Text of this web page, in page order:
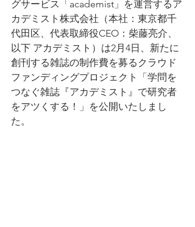
グサービス「academist」を運営するア
カデミスト株式会社（本社：東京都千
代田区、代表取締役CEO：柴藤亮介、
以下 アカデミスト）は2月4日、新たに
創刊する雑誌の制作費を募るクラウド
ファンディングプロジェクト「学問を
つなぐ雑誌『アカデミスト』で研究者
をアツくする！」を公開いたしまし
た。